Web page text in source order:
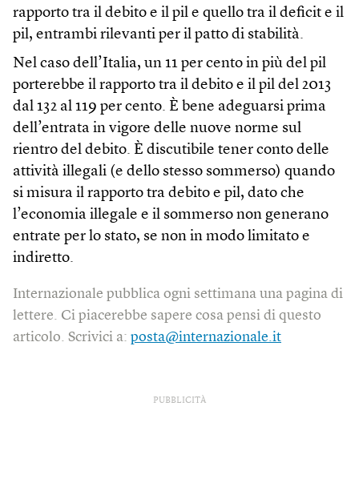
rapporto tra il debito e il pil e quello tra il deficit e il
pil, entrambi rilevanti per il patto di stabilità.
Nel caso dell’Italia, un 11 per cento in più del pil
porterebbe il rapporto tra il debito e il pil del 2013
dal 132 al 119 per cento. È bene adeguarsi prima
dell’entrata in vigore delle nuove norme sul
rientro del debito. È discutibile tener conto delle
attività illegali (e dello stesso sommerso) quando
si misura il rapporto tra debito e pil, dato che
l’economia illegale e il sommerso non generano
entrate per lo stato, se non in modo limitato e
indiretto.
Internazionale pubblica ogni settimana una pagina di
lettere. Ci piacerebbe sapere cosa pensi di questo
articolo. Scrivici a: posta@internazionale.it
PUBBLICITÀ